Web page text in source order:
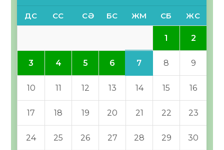
ДС СС СӘ БС ЖМ СБ ЖС
1 2
3 4 5 6 7 8 9
10 11 12 13 14 15 16
17 18 19 20 21 22 23
24 25 26 27 28 29 30